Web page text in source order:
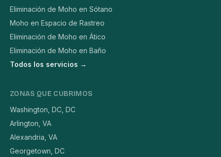
Eliminación de Moho en Sótano
Moho en Espacio de Rastreo
Eliminación de Moho en Ático
Eliminación de Moho en Baño
Todos los servicios →
ZONAS QUE CUBRIMOS
Washington, DC, DC
Arlington, VA
Alexandria, VA
Georgetown, DC